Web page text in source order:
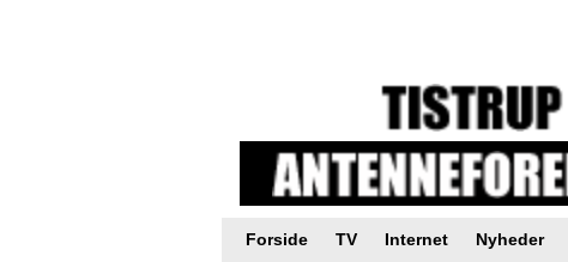
Forside TV Internet Nyheder